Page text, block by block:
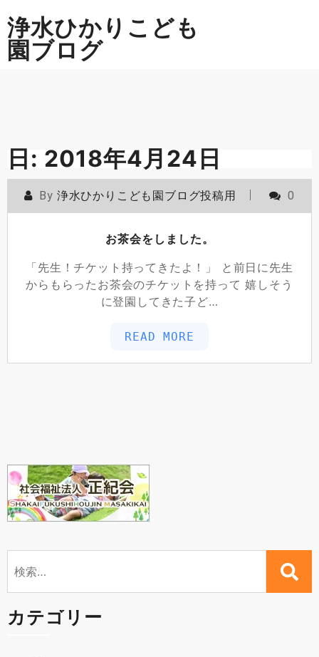
to
content
浄水ひかりこども
園ブログ
日: 2018年4月24日
By 浄水ひかりこども園ブログ投稿用 0
お茶会をしました。
「先生！チケット持ってきたよ！」 と前日に先生
からもらったお茶会のチケットを持って 嬉しそう
に登園してきた子ど…
READ MORE
索:
カテゴリー